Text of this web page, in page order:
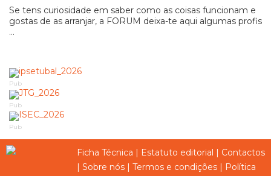
Se tens curiosidade em saber como as coisas funcionam e
gostas de as arranjar, a FORUM deixa-te aqui algumas profis
...
Pub
Pub
Pub
Ficha Técnica | Estatuto editorial | Contactos
| Sobre nós | Termos e condições | Política